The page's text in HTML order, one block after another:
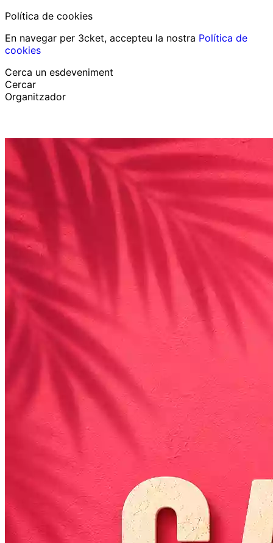
Política de cookies
En navegar per 3cket, accepteu la nostra Política de
cookies
Cerca un esdeveniment
Cercar
Organitzador
Català
Suport al participant
He perdut la meva entrada
LoginPromoure esdeveniment